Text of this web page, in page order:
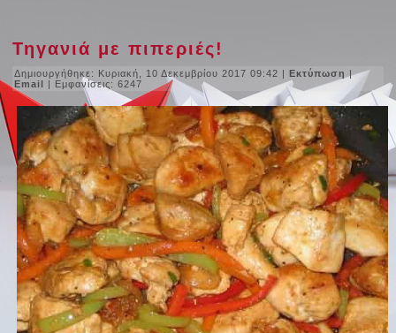
Τηγανιά με πιπεριές!
Δημιουργήθηκε: Κυριακή, 10 Δεκεμβρίου 2017 09:42 |Εκτύπωση |
Email | Εμφανίσεις: 6247